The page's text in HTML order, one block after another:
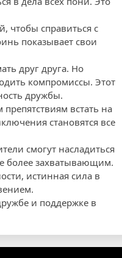
чтобы справиться с
показывает свои
друг друга. Но
компромиссы. Этот
дружбы.
встать на
становятся все
смогут насладиться
более захватывающим.
истинная сила в
и поддержке в